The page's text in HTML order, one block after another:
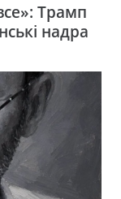
Трамп
надра